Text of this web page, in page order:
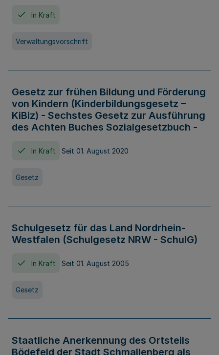
In Kraft
Verwaltungsvorschrift
Gesetz zur frühen Bildung und Förderung
von Kindern (Kinderbildungsgesetz –
KiBiz) - Sechstes Gesetz zur Ausführung
des Achten Buches Sozialgesetzbuch -
In Kraft Seit 01. August 2020
Gesetz
Schulgesetz für das Land Nordrhein-
Westfalen (Schulgesetz NRW - SchulG)
In Kraft Seit 01. August 2005
Gesetz
Staatliche Anerkennung des Ortsteils
Bödefeld der Stadt Schmallenberg als